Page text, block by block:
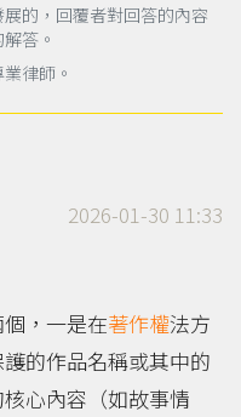
的，回覆者對回答的內容
答。
律師。
2026-01-30 11:33
，一是在著作權法方
的作品名稱或其中的
心內容（如故事情